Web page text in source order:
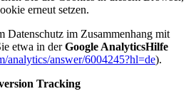
erneut setzen.
Datenschutz im Zusammenhang mit
etwa in derGoogle AnalyticsHilfe
analytics/answer/6004245?hl=de).
Tracking